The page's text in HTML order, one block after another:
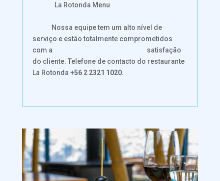
La Rotonda Menu
Nossa equipe tem um alto nível de
serviço e estão totalmente comprometidos
com a satisfação
do cliente. Telefone de contacto do restaurante
La Rotonda +56 2 2321 1020.